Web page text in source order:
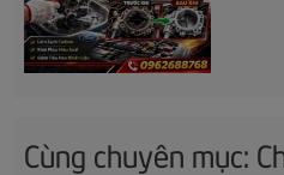
Cùng chuyên mục: